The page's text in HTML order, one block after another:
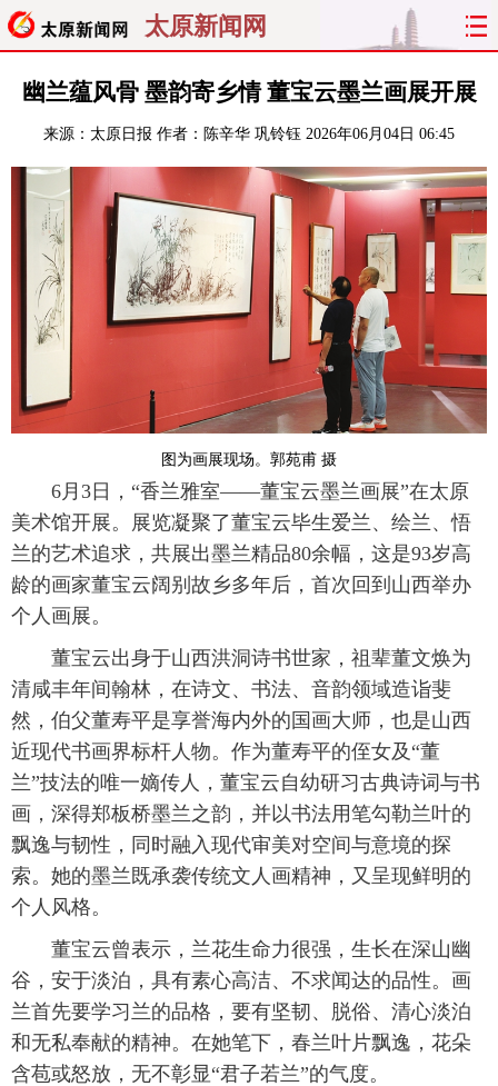
太原新闻网
首页 聚焦 太原 山西
经济 关注 文明 出行
纵横 曝光 综合 专题
旅游 理财 政务
看天下 晋月读 最太原
太原日报 热评 社区
幽兰蕴风骨 墨韵寄乡情 董宝云墨兰画展开展
来源： 太原日报 作者：陈辛华 巩铃钰 2026年06月04日 06:45
图为画展现场。郭苑甫 摄
6月3日，“香兰雅室——董宝云墨兰画展”在太原
美术馆开展。展览凝聚了董宝云毕生爱兰、绘兰、悟
兰的艺术追求，共展出墨兰精品80余幅，这是93岁高
龄的画家董宝云阔别故乡多年后，首次回到山西举办
个人画展。
董宝云出身于山西洪洞诗书世家，祖辈董文焕为
清咸丰年间翰林，在诗文、书法、音韵领域造诣斐
然，伯父董寿平是享誉海内外的国画大师，也是山西
近现代书画界标杆人物。作为董寿平的侄女及“董
兰”技法的唯一嫡传人，董宝云自幼研习古典诗词与书
画，深得郑板桥墨兰之韵，并以书法用笔勾勒兰叶的
飘逸与韧性，同时融入现代审美对空间与意境的探
索。她的墨兰既承袭传统文人画精神，又呈现鲜明的
个人风格。
董宝云曾表示，兰花生命力很强，生长在深山幽
谷，安于淡泊，具有素心高洁、不求闻达的品性。画
兰首先要学习兰的品格，要有坚韧、脱俗、清心淡泊
和无私奉献的精神。在她笔下，春兰叶片飘逸，花朵
含苞或怒放，无不彰显“君子若兰”的气度。